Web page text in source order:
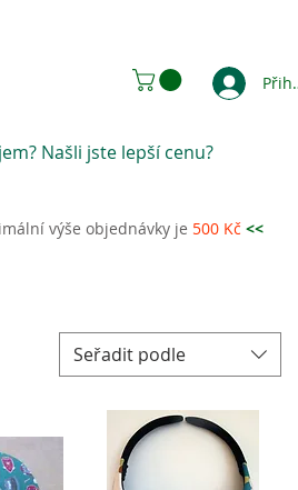
Našli jste lepší cenu?
výše objednávky je 500 Kč <<
Seřadit podle